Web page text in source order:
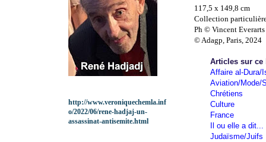
117,5 x 149,8 cm
Collection
Ph © Vincent
© Adagp, Paris, 2024
Articles sur ce
Affaire al-Dura/
Aviation/Mode/
Chrétiens
Culture
France
Il ou elle a dit...
Judaïsme/Juifs
http://www.veroniquechemla.inf
o/2022/06/rene-hadjaj-un-
assassinat-antisemite.html